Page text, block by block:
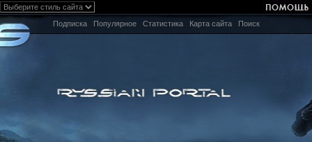
Подписка Популярное Статистика Карта сайта Поиск